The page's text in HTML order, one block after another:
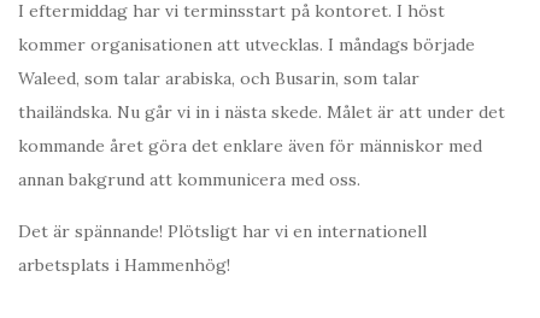
I eftermiddag har vi terminsstart på kontoret. I höst
kommer organisationen att utvecklas. I måndags började
Waleed, som talar arabiska, och Busarin, som talar
thailändska. Nu går vi in i nästa skede. Målet är att under det
kommande året göra det enklare även för människor med
annan bakgrund att kommunicera med oss.
Det är spännande! Plötsligt har vi en internationell
arbetsplats i Hammenhög!